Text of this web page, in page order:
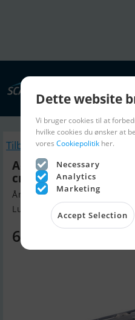
Tilbage
Aquaquick
cm
Årgang 2025, Gummibåd /
Lunderskov, Danmark
6.499 DKK
Dette website
Vi bruger cookies til at
hvilke cookies du ønsker at
vores Cookiepolitik her.
Necessary
Analytics
Marketing
Accept Selection